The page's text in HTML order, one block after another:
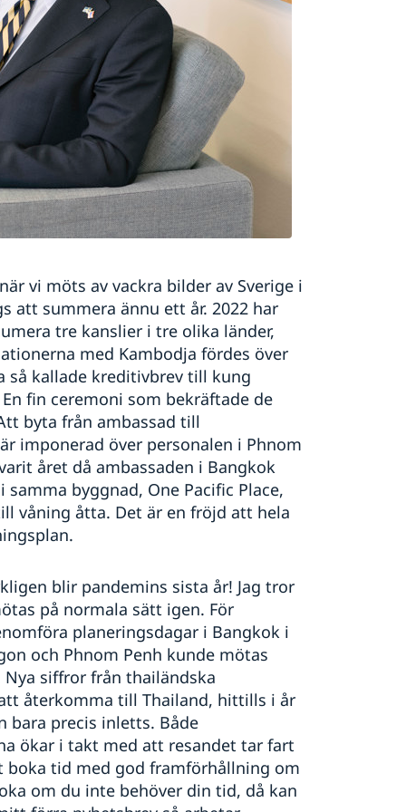
vi möts av vackra bilder av Sverige i
att summera ännu ett år. 2022 har
tre kanslier i tre olika länder,
med Kambodja fördes över
så kallade kreditivbrev till kung
fin ceremoni som bekräftade de
byta från ambassad till
imponerad över personalen i Phnom
året då ambassaden i Bangkok
byggnad, One Pacific Place,
våning åtta. Det är en fröjd att hela
blir pandemins sista år! Jag tror
på normala sätt igen. För
planeringsdagar i Bangkok i
och Phnom Penh kunde mötas
siffror från thailändska
återkomma till Thailand, hittills i år
bara precis inletts. Både
ökar i takt med att resandet tar fart
boka tid med god framförhållning om
om du inte behöver din tid, då kan